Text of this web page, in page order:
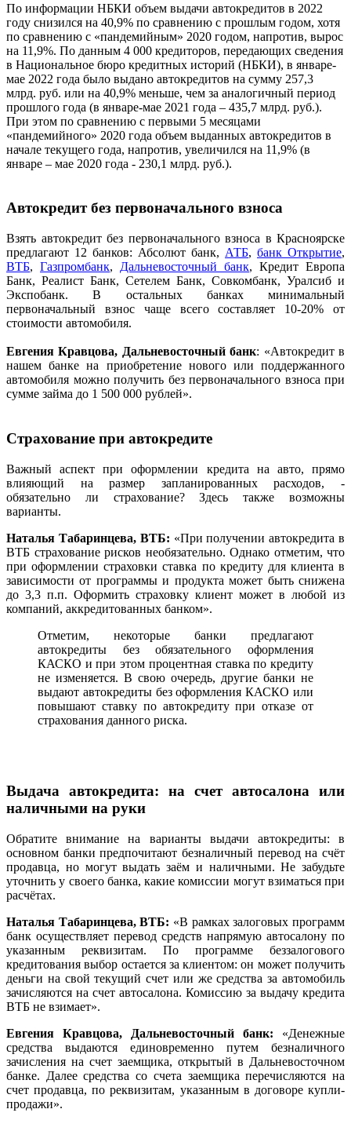
По информации НБКИ объем выдачи автокредитов в 2022
году снизился на 40,9% по сравнению с прошлым годом, хотя
по сравнению с «пандемийным» 2020 годом, напротив, вырос
на 11,9%. По данным 4 000 кредиторов, передающих сведения
в Национальное бюро кредитных историй (НБКИ), в январе-
мае 2022 года было выдано автокредитов на сумму 257,3
млрд. руб. или на 40,9% меньше, чем за аналогичный период
прошлого года (в январе-мае 2021 года – 435,7 млрд. руб.).
При этом по сравнению с первыми 5 месяцами
«пандемийного» 2020 года объем выданных автокредитов в
начале текущего года, напротив, увеличился на 11,9% (в
январе – мае 2020 года - 230,1 млрд. руб.).
Автокредит без первоначального взноса
Взять автокредит без первоначального взноса в Красноярске
предлагают 12 банков: Абсолют банк, АТБ, банк Открытие,
ВТБ, Газпромбанк, Дальневосточный банк, Кредит Европа
Банк, Реалист Банк, Сетелем Банк, Совкомбанк, Уралсиб и
Экспобанк. В остальных банках минимальный
первоначальный взнос чаще всего составляет 10-20% от
стоимости автомобиля.
Евгения Кравцова, Дальневосточный банк: «Автокредит в
нашем банке на приобретение нового или поддержанного
автомобиля можно получить без первоначального взноса при
сумме займа до 1 500 000 рублей».
Страхование при автокредите
Важный аспект при оформлении кредита на авто, прямо
влияющий на размер запланированных расходов, -
обязательно ли страхование? Здесь также возможны
варианты.
Наталья Табаринцева, ВТБ: «При получении автокредита в
ВТБ страхование рисков необязательно. Однако отметим, что
при оформлении страховки ставка по кредиту для клиента в
зависимости от программы и продукта может быть снижена
до 3,3 п.п. Оформить страховку клиент может в любой из
компаний, аккредитованных банком».
Отметим, некоторые банки предлагают
автокредиты без обязательного оформления
КАСКО и при этом процентная ставка по кредиту
не изменяется. В свою очередь, другие банки не
выдают автокредиты без оформления КАСКО или
повышают ставку по автокредиту при отказе от
страхования данного риска.
Выдача автокредита: на счет автосалона или
наличными на руки
Обратите внимание на варианты выдачи автокредиты: в
основном банки предпочитают безналичный перевод на счёт
продавца, но могут выдать заём и наличными. Не забудьте
уточнить у своего банка, какие комиссии могут взиматься при
расчётах.
Наталья Табаринцева, ВТБ: «В рамках залоговых программ
банк осуществляет перевод средств напрямую автосалону по
указанным реквизитам. По программе беззалогового
кредитования выбор остается за клиентом: он может получить
деньги на свой текущий счет или же средства за автомобиль
зачисляются на счет автосалона. Комиссию за выдачу кредита
ВТБ не взимает».
Евгения Кравцова, Дальневосточный банк: «Денежные
средства выдаются единовременно путем безналичного
зачисления на счет заемщика, открытый в Дальневосточном
банке. Далее средства со счета заемщика перечисляются на
счет продавца, по реквизитам, указанным в договоре купли-
продажи».